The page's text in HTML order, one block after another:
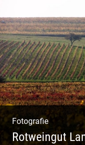
weißt nicht, wo
Fotografie
Rotweingut